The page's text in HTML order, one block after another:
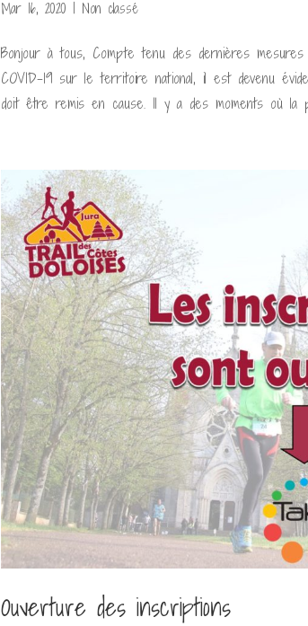
Mar 16, 2020 | Non classé
Bonjour à tous, Compte tenu des dernières
COVID-19 sur le territoire national, il est devenu
doit être remis en cause. Il y a des moments où la
Ouverture des inscriptions